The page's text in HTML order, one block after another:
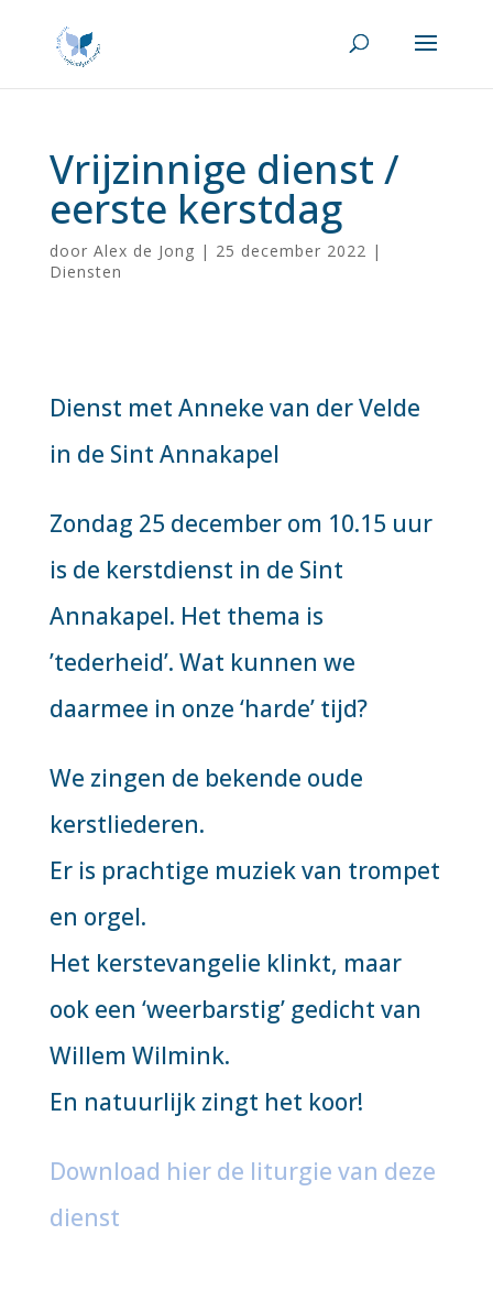
Vrijzinnige dienst /
eerste kerstdag
door Alex de Jong | 25 december 2022 |
Diensten
Dienst met Anneke van der Velde
in de Sint Annakapel
Zondag 25 december om 10.15 uur
is de kerstdienst in de Sint
Annakapel. Het thema is
’tederheid’. Wat kunnen we
daarmee in onze ‘harde’ tijd?
We zingen de bekende oude
kerstliederen.
Er is prachtige muziek van trompet
en orgel.
Het kerstevangelie klinkt, maar
ook een ‘weerbarstig’ gedicht van
Willem Wilmink.
En natuurlijk zingt het koor!
Download hier de liturgie van deze
dienst